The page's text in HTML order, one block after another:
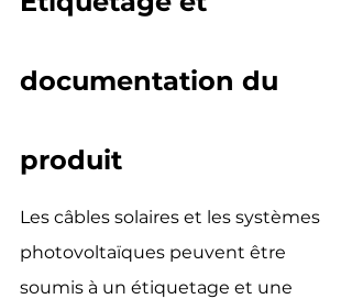
documentation du
produit
Les câbles solaires et les systèmes
photovoltaïques peuvent être
soumis à un étiquetage et une